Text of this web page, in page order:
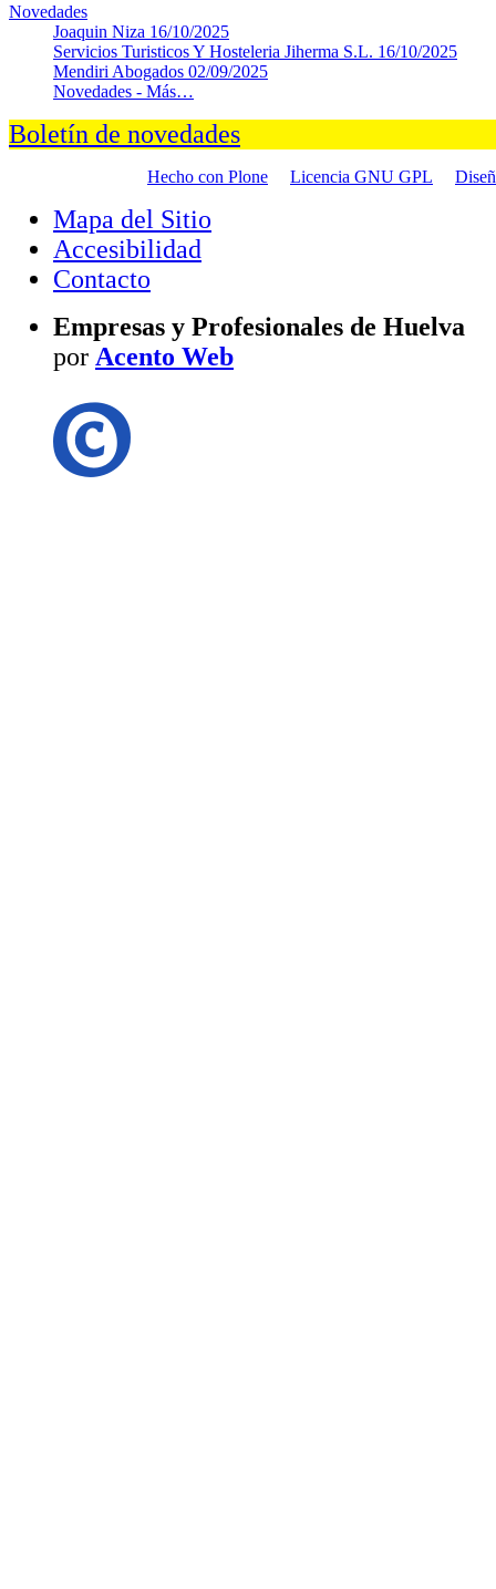
Novedades
Joaquin Niza 16/10/2025
Servicios Turisticos Y Hosteleria Jiherma S.L. 16/10/2025
Mendiri Abogados 02/09/2025
Novedades - Más…
Boletín de novedades
Hecho con Plone Licencia GNU GPL
Mapa del Sitio
Accesibilidad
Contacto
Empresas y Profesionales de Huelva
por Acento Web